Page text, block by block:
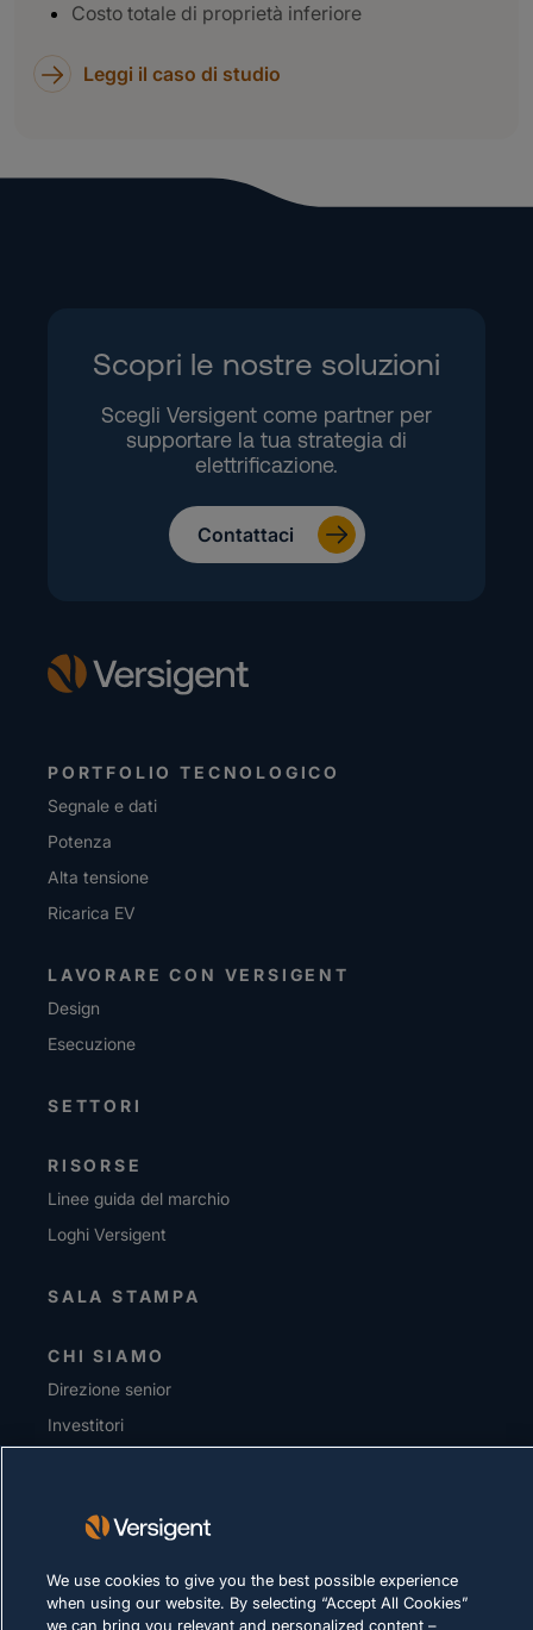
Costo totale di proprietà inferiore
Leggi il caso di studio
Scopri le nostre soluzioni
Scegli Versigent come partner per
supportare la tua strategia di
elettrificazione.
Contattaci
PORTFOLIO TECNOLOGICO
Segnale e dati
Potenza
Alta tensione
Ricarica EV
LAVORARE CON VERSIGENT
Design
Esecuzione
SETTORI
RISORSE
Linee guida del marchio
Loghi Versigent
SALA STAMPA
CHI SIAMO
Direzione senior
Investitori
INFORMATIVA SULLA PRIVACY
We use cookies to give you the best possible experience
when using our website. By selecting “Accept All Cookies”
we can bring you relevant and personalized content –